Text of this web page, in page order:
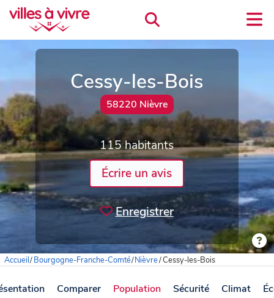
Cessy-les-Bois
58220 Nièvre
115 habitants
Écrire un avis
Enregistrer
Accueil/Bourgogne-Franche-Comté/Nièvre/Cessy-les-Bois
Comparer Population Sécurité Climat